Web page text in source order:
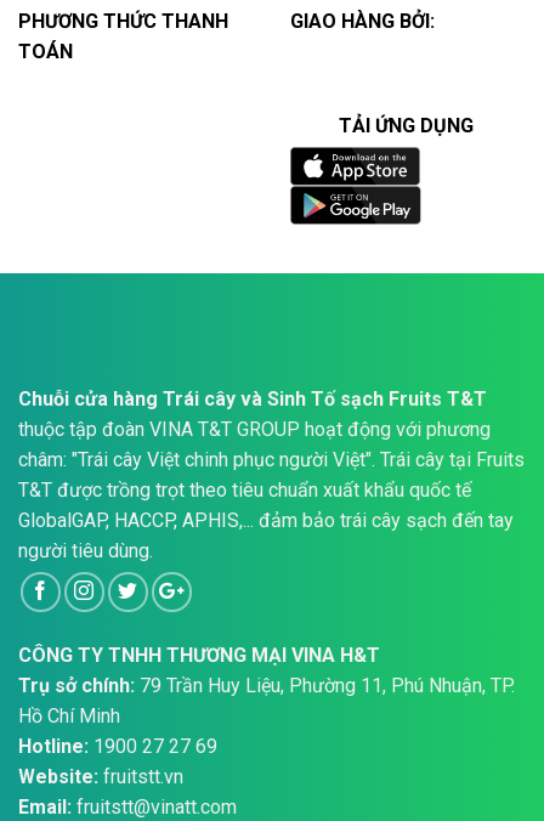
PHƯƠNG THỨC THANH
TOÁN
GIAO HÀNG BỞI:
TẢI ỨNG DỤNG
Chuỗi cửa hàng Trái cây và Sinh Tố sạch Fruits T&T
thuộc tập đoàn VINA T&T GROUP hoạt động với phương
châm: "Trái cây Việt chinh phục người Việt". Trái cây tại Fruits
T&T được trồng trọt theo tiêu chuẩn xuất khẩu quốc tế
GlobalGAP, HACCP, APHIS,... đảm bảo trái cây sạch đến tay
người tiêu dùng.
CÔNG TY TNHH THƯƠNG MẠI VINA H&T
Trụ sở chính: 79 Trần Huy Liệu, Phường 11, Phú Nhuận, TP.
Hồ Chí Minh
Hotline: 1900 27 27 69
Website: fruitstt.vn
Email: fruitstt@vinatt.com